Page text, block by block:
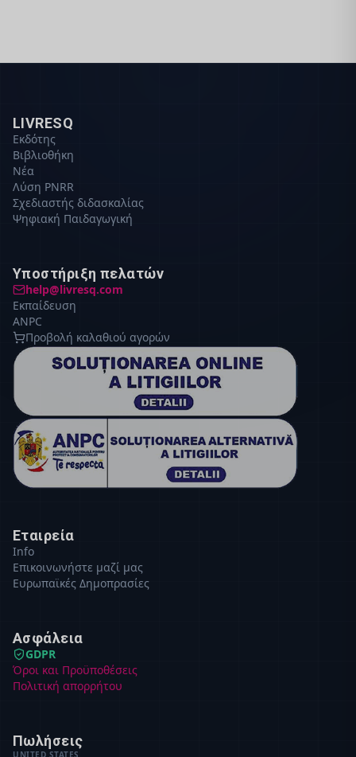
LIVRESQ
Εκδότης
Βιβλιοθήκη
Νέα
Λύση PNRR
Σχεδιαστής διδασκαλίας
Ψηφιακή Παιδαγωγική
Υποστήριξη πελατών
help@livresq.com
Εκπαίδευση
ANPC
Προβολή καλαθιού αγορών
Εταιρεία
Info
Επικοινωνήστε μαζί μας
Ευρωπαϊκές Δημοπρασίες
Ασφάλεια
GDPR
Όροι και Προϋποθέσεις
Πολιτική απορρήτου
Πωλήσεις
UNITED STATES